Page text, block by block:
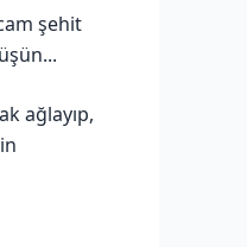
şehit
ağlayıp,